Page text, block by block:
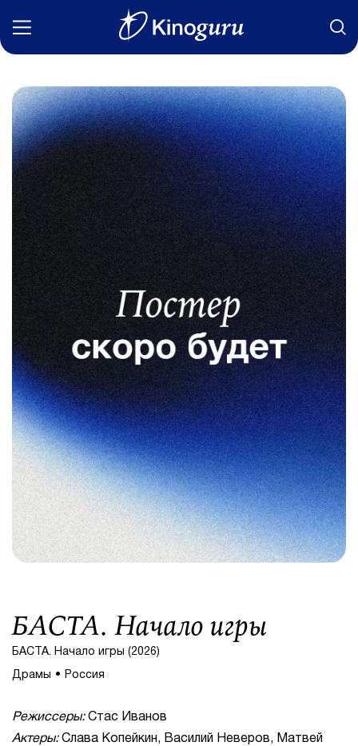
Фильмы
Статьи
Сериалы
Новости
Подборки
Рецензии
О нас
Авторы
БАСТА. Начало игры
БАСТА. Начало игры (2026)
Драмы Россия
Режиссеры:Стас Иванов
Актеры:Слава Копейкин, Василий Неверов, Матвей